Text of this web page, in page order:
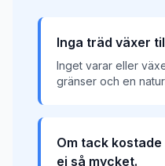
Inga träd växer
Inget varar eller
gränser och en
Om tack
ej så mycket.